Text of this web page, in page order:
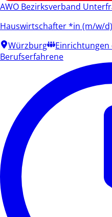
AWO Bezirksverband
Hauswirtschafter *in (m/w/
Würzburg
Berufserfahrene